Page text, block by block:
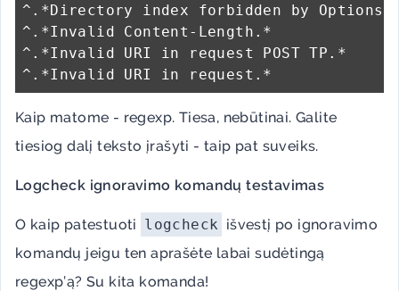
^.*Directory index forbidden by
^.*Invalid Content-Length.*
^.*Invalid URI in request POST TP.*
Kaip matome - regexp. Tiesa, nebūtinai. Galite
tiesiog dalį teksto įrašyti - taip pat suveiks.
Logcheck ignoravimo komandų testavimas
O kaip patestuoti logcheck išvestį po ignoravimo
komandų jeigu ten aprašėte labai sudėtingą
regexp’ą? Su kita komanda!